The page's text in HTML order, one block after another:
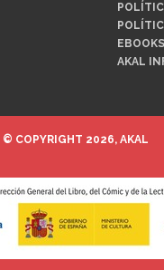
EBOOKS
AKAL
© COPYRIGHT 2026, AKAL